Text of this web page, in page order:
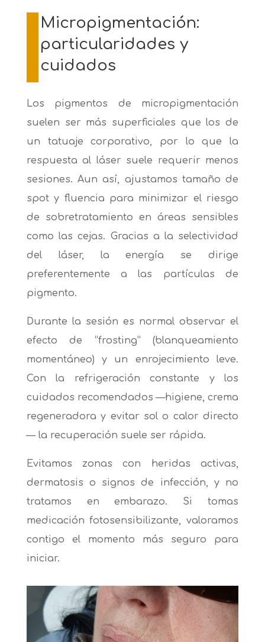
Micropigmentación:
particularidades y
cuidados
Los pigmentos de micropigmentación
suelen ser más superficiales que los de
un tatuaje corporativo, por lo que la
respuesta al láser suele requerir menos
sesiones. Aun así, ajustamos tamaño de
spot y fluencia para minimizar el riesgo
de sobretratamiento en áreas sensibles
como las cejas. Gracias a la selectividad
del láser, la energía se dirige
preferentemente a las partículas de
pigmento.
Durante la sesión es normal observar el
efecto de “frosting” (blanqueamiento
momentáneo) y un enrojecimiento leve.
Con la refrigeración constante y los
cuidados recomendados —higiene, crema
regeneradora y evitar sol o calor directo
— la recuperación suele ser rápida.
Evitamos zonas con heridas activas,
dermatosis o signos de infección, y no
tratamos en embarazo. Si tomas
medicación fotosensibilizante, valoramos
contigo el momento más seguro para
iniciar.